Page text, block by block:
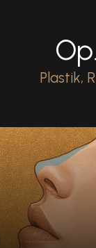
Plastik,